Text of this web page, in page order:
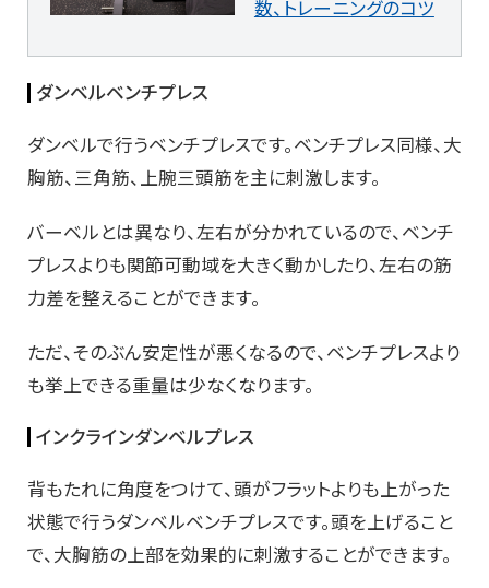
数、トレーニングのコツ
ダンベルベンチプレス
ダンベルで行うベンチプレスです。ベンチプレス同様、大
胸筋、三角筋、上腕三頭筋を主に刺激します。
バーベルとは異なり、左右が分かれているので、ベンチ
プレスよりも関節可動域を大きく動かしたり、左右の筋
力差を整えることができます。
ただ、そのぶん安定性が悪くなるので、ベンチプレスより
も挙上できる重量は少なくなります。
インクラインダンベルプレス
背もたれに角度をつけて、頭がフラットよりも上がった
状態で行うダンベルベンチプレスです。頭を上げること
で、大胸筋の上部を効果的に刺激することができます。